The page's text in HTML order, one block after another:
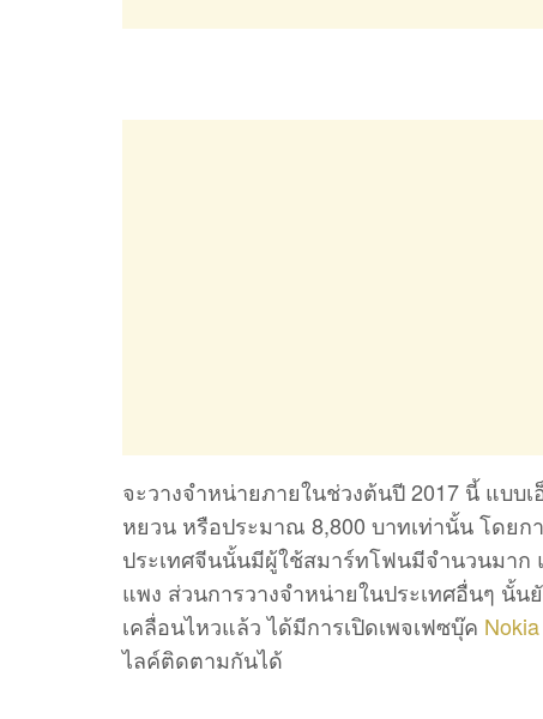
จะวางจำหน่ายภายในช่วงต้นปี 2017 นี้ แบบ
หยวน หรือประมาณ 8,800 บาทเท่านั้น โดยก
ประเทศจีนนั้นมีผู้ใช้สมาร์ทโฟนมีจำนวนมาก
แพง ส่วนการวางจำหน่ายในประเทศอื่นๆ นั้
เคลื่อนไหวแล้ว ได้มีการเปิดเพจเฟซบุ๊ค
ไลค์ติดตามกันได้